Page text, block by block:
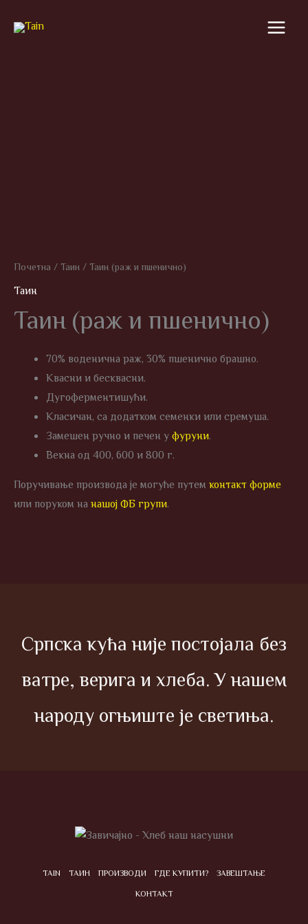
Почетна /Таин/ Таин (раж и пшенично)
Таин
Таин (раж и пшенично)
70% воденична раж, 30% пшенично брашно.
Квасни и бесквасни.
Дугоферментишући.
Класичан, са додатком семенки или сремуша.
Замешен ручно и печен уфуруни.
Векна од 400, 600 и 800 г.
Поручивање производа је могуће путем контакт форме
или поруком на нашој ФБ групи.
Српска кућа није постојала без
ватре, верига и хлеба. У нашем
народу огњиште је светиња.
TAIN ТАИН ПРОИЗВОДИ ГДЕ КУПИТИ?
ЗАВЕШТАЊЕ
КОНТАКТ